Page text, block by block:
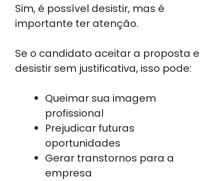
Sim, é possível desistir, mas é
importante ter atenção.
Se o candidato aceitar a proposta e
desistir sem justificativa, isso pode:
Queimar sua imagem
profissional
Prejudicar futuras
oportunidades
Gerar transtornos para a
empresa